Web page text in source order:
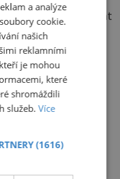
plánovat
pozornosti.
hodiny a hodiny
k daňovému
že všechno
omluvili
na termín
a analýze
cookie.
našich
reklamními
je mohou
které
shromáždili
služeb.Více
(1616)